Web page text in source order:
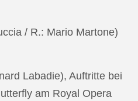
/ R.: Mario Martone)
Labadie), Auftritte bei
am Royal Opera